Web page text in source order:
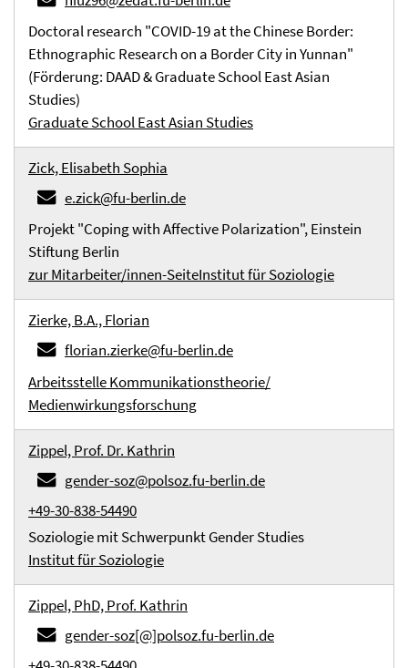
Doctoral research "COVID-19 at the Chinese Border:
Ethnographic Research on a Border City in Yunnan"
(Förderung: DAAD & Graduate School East Asian
Studies)
Graduate School East Asian Studies
Zick, Elisabeth Sophia
e.zick@fu-berlin.de
Projekt "Coping with Affective Polarization", Einstein
Stiftung Berlin
zur Mitarbeiter/innen-SeiteInstitut für Soziologie
Zierke, B.A., Florian
florian.zierke@fu-berlin.de
Arbeitsstelle Kommunikationstheorie/
Medienwirkungsforschung
Zippel, Prof. Dr. Kathrin
gender-soz@polsoz.fu-berlin.de
+49-30-838-54490
Soziologie mit Schwerpunkt Gender Studies
Institut für Soziologie
Zippel, PhD, Prof. Kathrin
gender-soz[@]polsoz.fu-berlin.de